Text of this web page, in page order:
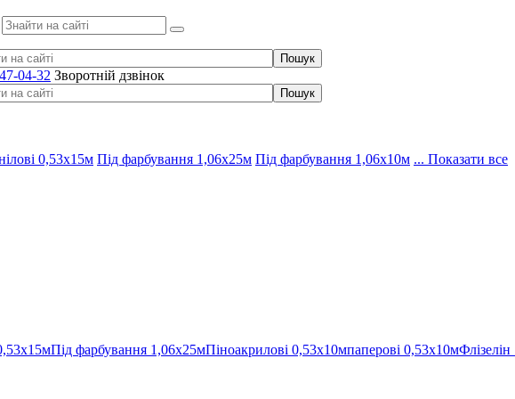
04-32 Зворотній дзвінок
0,53х15м Під фарбування 1,06х25м Під фарбування 1,06х10м ... Показати все
Під фарбування 1,06х25мПіноакрилові 0,53х10мпаперові 0,53х10м